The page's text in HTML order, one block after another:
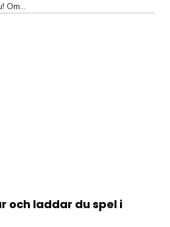
hårddiskar? Så gör du! Om...
och laddar du spel i